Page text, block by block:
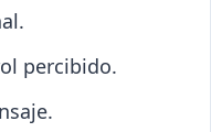
percibido.